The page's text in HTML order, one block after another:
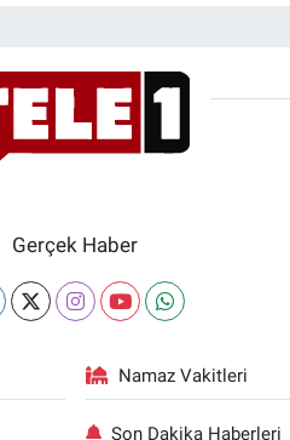
Gerçek Haber
Namaz Vakitleri
Son Dakika Haberleri